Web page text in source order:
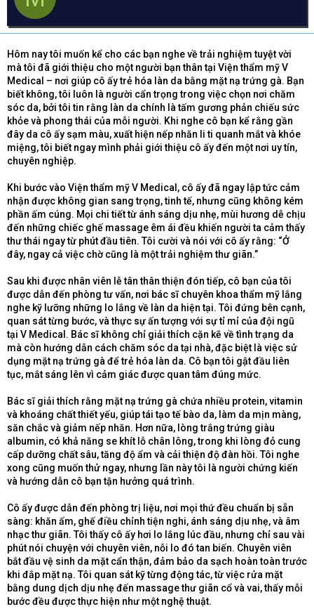
d
s
t
a
r
t
e
r
i
Hôm nay tôi muốn kể cho các bạn nghe về trải nghiệm tuyệt vời
mà tôi đã giới thiệu cho một người bạn thân tại Viện thẩm mỹ V
Medical – nơi giúp cô ấy trẻ hóa làn da bằng mặt nạ trứng gà. Bạn
biết không, tôi luôn là người cẩn trọng trong việc chọn nơi chăm
sóc da, bởi tôi tin rằng làn da chính là tấm gương phản chiếu sức
khỏe và phong thái của mỗi người. Khi nghe cô bạn kể rằng gần
đây da cô ấy sạm màu, xuất hiện nếp nhăn li ti quanh mắt và khóe
miệng, tôi biết ngay mình phải giới thiệu cô ấy đến một nơi uy tín,
chuyên nghiệp.
Khi bước vào Viện thẩm mỹ V Medical, cô ấy đã ngay lập tức cảm
nhận được không gian sang trọng, tinh tế, nhưng cũng không kém
phần ấm cúng. Mọi chi tiết từ ánh sáng dịu nhẹ, mùi hương dễ chịu
đến những chiếc ghế massage êm ái đều khiến người ta cảm thấy
thư thái ngay từ phút đầu tiên. Tôi cười và nói với cô ấy rằng: “Ở
đây, ngay cả việc chờ cũng là một trải nghiệm thư giãn.”
Sau khi được nhân viên lễ tân thân thiện đón tiếp, cô bạn của tôi
được dẫn đến phòng tư vấn, nơi bác sĩ chuyên khoa thẩm mỹ lắng
nghe kỹ lưỡng những lo lắng về làn da hiện tại. Tôi đứng bên cạnh,
quan sát từng bước, và thực sự ấn tượng với sự tỉ mỉ của đội ngũ
tại V Medical. Bác sĩ không chỉ giải thích cặn kẽ về tình trạng da
mà còn hướng dẫn cách chăm sóc da tại nhà, đặc biệt là việc sử
dụng mặt nạ trứng gà để trẻ hóa làn da. Cô bạn tôi gật đầu liên
tục, mắt sáng lên vì cảm giác được quan tâm đúng mức.
Bác sĩ giải thích rằng mặt nạ trứng gà chứa nhiều protein, vitamin
và khoáng chất thiết yếu, giúp tái tạo tế bào da, làm da mịn màng,
săn chắc và giảm nếp nhăn. Hơn nữa, lòng trắng trứng giàu
albumin, có khả năng se khít lỗ chân lông, trong khi lòng đỏ cung
cấp dưỡng chất sâu, tăng độ ẩm và cải thiện độ đàn hồi. Tôi nghe
xong cũng muốn thử ngay, nhưng lần này tôi là người chứng kiến
và hướng dẫn cô bạn tận hưởng quá trình.
Cô ấy được dẫn đến phòng trị liệu, nơi mọi thứ đều chuẩn bị sẵn
sàng: khăn ấm, ghế điều chỉnh tiện nghi, ánh sáng dịu nhẹ, và âm
nhạc thư giãn. Tôi thấy cô ấy hơi lo lắng lúc đầu, nhưng chỉ sau vài
phút nói chuyện với chuyên viên, nỗi lo đó tan biến. Chuyên viên
bắt đầu vệ sinh da mặt cẩn thận, đảm bảo da sạch hoàn toàn trước
khi đắp mặt nạ. Tôi quan sát kỹ từng động tác, từ việc rửa mặt
bằng dung dịch dịu nhẹ đến massage thư giãn cổ và vai, thấy mỗi
bước đều được thực hiện như một nghệ thuật.